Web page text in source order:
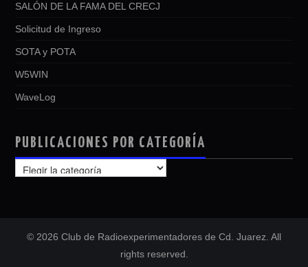
SALÓN DE LA FAMA DEL CRECJ
Solicitud de Ingreso
SOTA y POTA
W5WIN
WaveLog
PUBLICACIONES POR CATEGORÍA
PUBLICACIONES
POR
© 2026 Club de Radioexperimentadores de Cd. Juarez. All
rights reserved.